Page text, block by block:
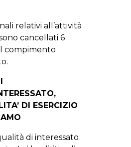
relativi all’attività
cancellati 6
compimento
DI ESERCIZIO
di interessato